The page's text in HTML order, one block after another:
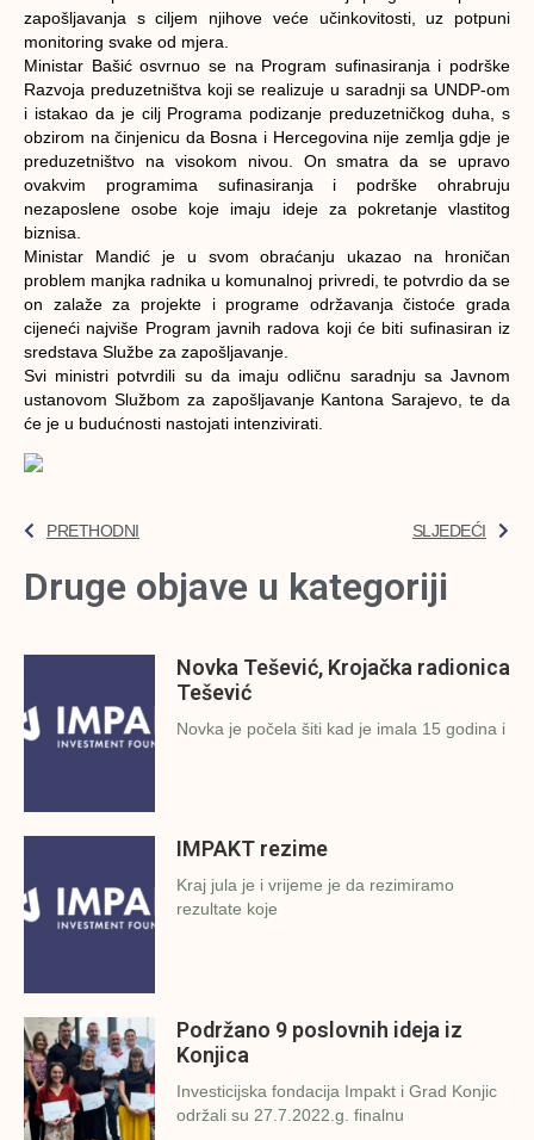
zapošljavanja s ciljem njihove veće učinkovitosti, uz potpuni
monitoring svake od mjera.
Ministar Bašić osvrnuo se na Program sufinasiranja i podrške
Razvoja preduzetništva koji se realizuje u saradnji sa UNDP-om
i istakao da je cilj Programa podizanje preduzetničkog duha, s
obzirom na činjenicu da Bosna i Hercegovina nije zemlja gdje je
preduzetništvo na visokom nivou. On smatra da se upravo
ovakvim programima sufinasiranja i podrške ohrabruju
nezaposlene osobe koje imaju ideje za pokretanje vlastitog
biznisa.
Ministar Mandić je u svom obraćanju ukazao na hroničan
problem manjka radnika u komunalnoj privredi, te potvrdio da se
on zalaže za projekte i programe održavanja čistoće grada
cijeneći najviše Program javnih radova koji će biti sufinasiran iz
sredstava Službe za zapošljavanje.
Svi ministri potvrdili su da imaju odličnu saradnju sa Javnom
ustanovom Službom za zapošljavanje Kantona Sarajevo, te da
će je u budućnosti nastojati intenzivirati.
PRETHODNI SLJEDEĆI
Druge objave u kategoriji
Novka Tešević, Krojačka radionica
Tešević
Novka je počela šiti kad je imala 15 godina i
IMPAKT rezime
Kraj jula je i vrijeme je da rezimiramo
rezultate koje
Podržano 9 poslovnih ideja iz
Konjica
Investicijska fondacija Impakt i Grad Konjic
održali su 27.7.2022.g. finalnu